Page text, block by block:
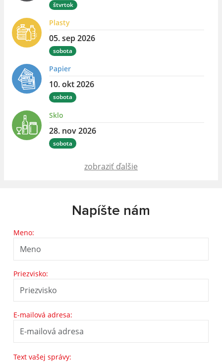
štvrtok
Plasty
05. sep 2026
sobota
Papier
10. okt 2026
sobota
Sklo
28. nov 2026
sobota
zobraziť ďalšie
Napíšte nám
Meno:
Priezvisko:
E-mailová adresa:
Text vašej správy: